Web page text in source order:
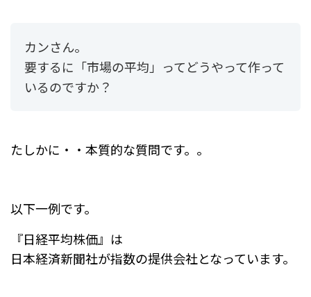
カンさん。
要するに「市場の平均」ってどうやって作って
いるのですか？
たしかに・・本質的な質問です。。
以下一例です。
『日経平均株価』は
日本経済新聞社が指数の提供会社となっています。